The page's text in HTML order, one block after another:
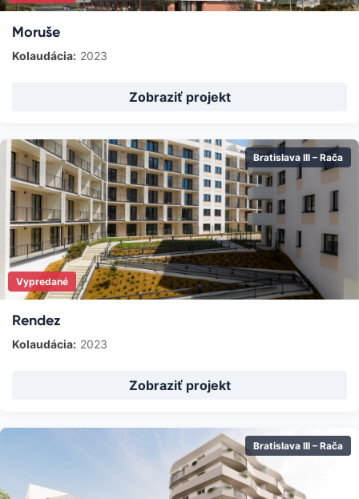
Moruše
Kolaudácia: 2023
Zobraziť projekt
Bratislava III – Rača
Vypredané
Rendez
Kolaudácia: 2023
Zobraziť projekt
Bratislava III – Rača